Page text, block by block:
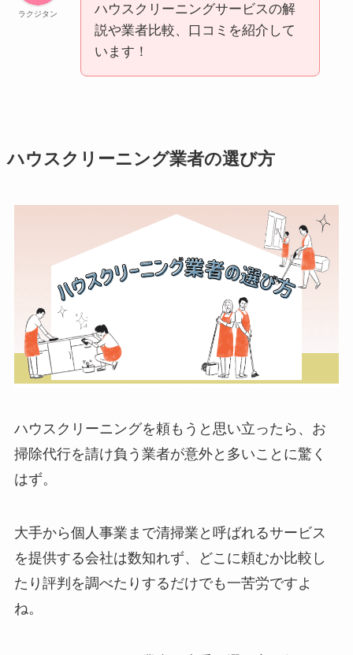
ラクジタン
ハウスクリーニングサービスの解
説や業者比較、口コミを紹介して
います！
ハウスクリーニング業者の選び方
ハウスクリーニングを頼もうと思い立ったら、お
掃除代行を請け負う業者が意外と多いことに驚く
はず。
大手から個人事業まで清掃業と呼ばれるサービス
を提供する会社は数知れず、どこに頼むか比較し
たり評判を調べたりするだけでも一苦労ですよ
ね。